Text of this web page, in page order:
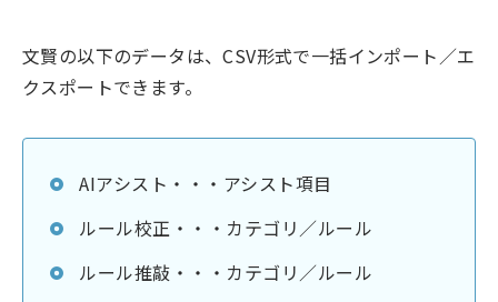
文賢の以下のデータは、CSV形式で一括インポート／エ
クスポートできます。
AIアシスト・・・アシスト項目
ルール校正・・・カテゴリ／ルール
ルール推敲・・・カテゴリ／ルール